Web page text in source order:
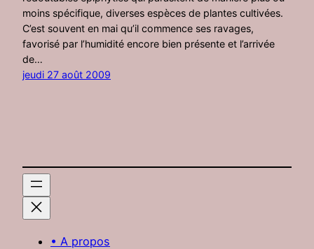
moins spécifique, diverses espèces de plantes cultivées.
C’est souvent en mai qu’il commence ses ravages,
favorisé par l’humidité encore bien présente et l’arrivée
de…
jeudi 27 août 2009
• A propos